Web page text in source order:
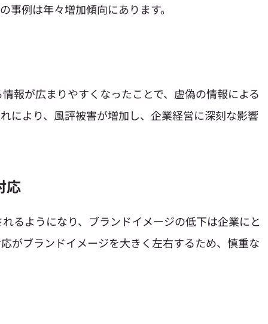
事例は年々増加傾向にあります。
報が広まりやすくなったことで、虚偽の情報による
により、風評被害が増加し、企業経営に深刻な影響
応
るようになり、ブランドイメージの低下は企業にと
がブランドイメージを大きく左右するため、慎重な